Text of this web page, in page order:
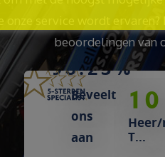
onze service wordt
beoordelingen van
98.23%
Beveelt
ons
aan
10
Heer/mevrouw
9